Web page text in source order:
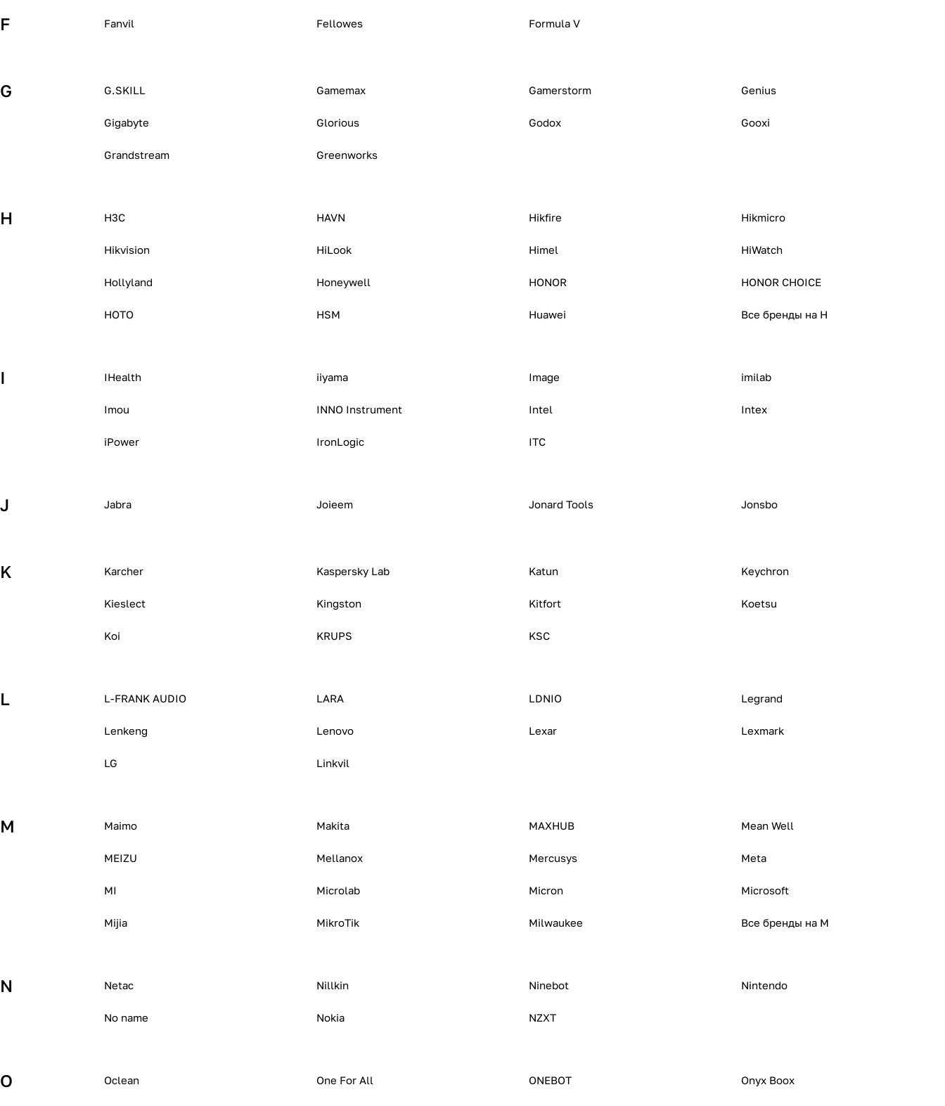
F Fanvil Fellowes Formula V
G G.SKILL Gamemax Gamerstorm Genius
Gigabyte Glorious Godox Gooxi
Grandstream Greenworks
H H3C HAVN Hikfire Hikmicro
Hikvision HiLook Himel HiWatch
Hollyland Honeywell HONOR HONOR CHOICE
HOTO HSM Huawei Все бренды на H
I IHealth iiyama Image imilab
Imou INNO Instrument Intel Intex
iPower IronLogic ITC
J Jabra Joieem Jonard Tools Jonsbo
K Karcher Kaspersky Lab Katun Keychron
Kieslect Kingston Kitfort Koetsu
Koi KRUPS KSC
L L-FRANK AUDIO LARA LDNIO Legrand
Lenkeng Lenovo Lexar Lexmark
LG Linkvil
M Maimo Makita MAXHUB Mean Well
MEIZU Mellanox Mercusys Meta
MI Microlab Micron Microsoft
Mijia MikroTik Milwaukee Все бренды на M
N Netac Nillkin Ninebot Nintendo
No name Nokia NZXT
O Oclean One For All ONEBOT Onyx Boox